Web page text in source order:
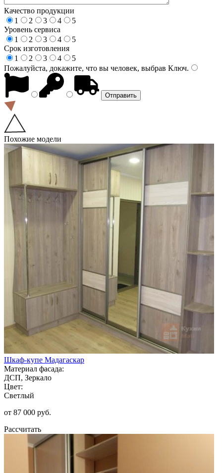
Качество продукции
1
2 3 4
5
Уровень сервиса
1
2 3 4
5
Срок изготовления
1
2 3 4
5
Пожалуйста, докажите, что вы человек, выбрав Ключ.
Похожие модели
Шкаф-купе Мадагаскар
Материал фасада:
ДСП, Зеркало
Цвет:
Светлый
от 87 000 руб.
Рассчитать